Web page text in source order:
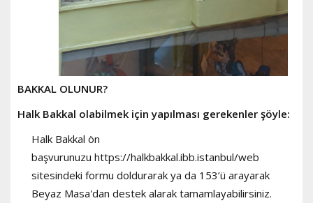
BAKKAL OLUNUR?
Halk Bakkal olabilmek için yapılması gerekenler şöyle:
Halk Bakkal ön
başvurunuzu https://halkbakkal.ibb.istanbul/web
sitesindeki formu doldurarak ya da 153’ü arayarak
Beyaz Masa'dan destek alarak tamamlayabilirsiniz.